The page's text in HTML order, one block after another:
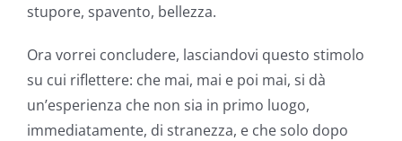
stupore, spavento, bellezza.
Ora vorrei concludere, lasciandovi questo stimolo
su cui riflettere: che mai, mai e poi mai, si dà
un’esperienza che non sia in primo luogo,
immediatamente, di stranezza, e che solo dopo